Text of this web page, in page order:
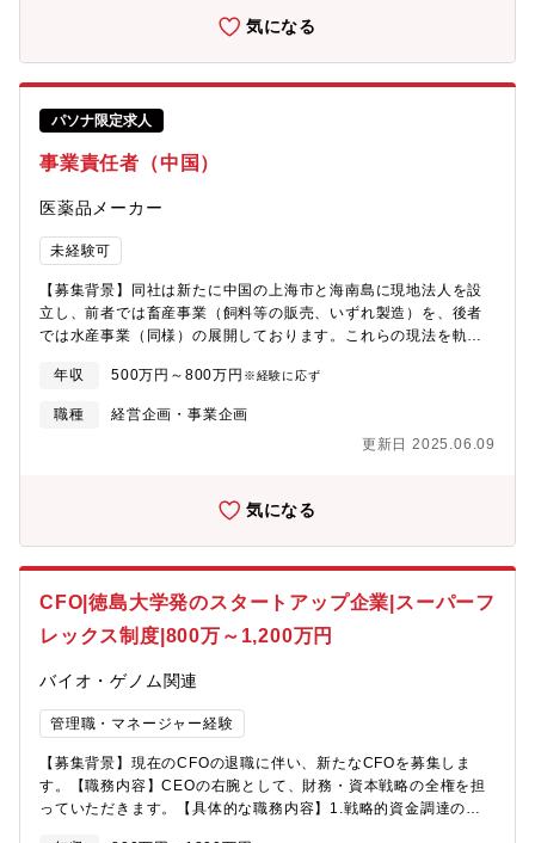
気になる
パソナ限定求人
事業責任者（中国）
医薬品メーカー
未経験可
【募集背景】同社は新たに中国の上海市と海南島に現地法人を設
立し、前者では畜産事業（飼料等の販売、いずれ製造）を、後者
では水産事業（同様）の展開しております。これらの現法を軌道
人との橋渡しが可能な人材を採用します【具体的な業務内容】■通
訳■貿易■事業の管理（事業責任者の指示に従う）■現法を軌道に載
せるための準備（総務事項等を含む）
年収 500万円～800万円 ※経験に応ず
職種
経営企画・事業企画
更新日 2025.06.09
気になる
CFO|徳島大学発のスタートアップ企業|スーパーフ
レックス制度|800万～1,200万円
バイオ・ゲノム関連
管理職・マネージャー経験
【募集背景】現在のCFOの退職に伴い、新たなCFOを募集しま
す。【職務内容】CEOの右腕として、財務・資本戦略の全権を担
っていただきます。【具体的な職務内容】1.戦略的資金調達の立